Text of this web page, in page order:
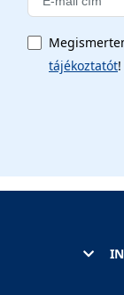
tájékoztatót!